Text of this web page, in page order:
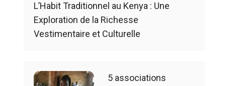
L’Habit Traditionnel au Kenya : Une
Exploration de la Richesse
Vestimentaire et Culturelle
5 associations